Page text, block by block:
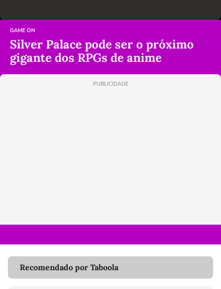
GAME ON
Silver Palace pode ser o próximo
gigante dos RPGs de anime
PUBLICIDADE
Recomendado por Taboola